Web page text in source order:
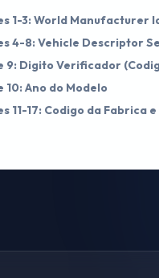
1-3: World Manufacturer
4-8: Vehicle Descriptor
9: Digito Verificador
Ano do Modelo
11-17: Codigo da Fabrica